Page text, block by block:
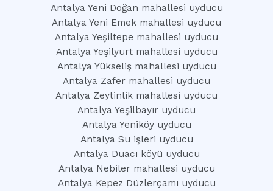
Antalya Yeni Doğan mahallesi uyducu
Antalya Yeni Emek mahallesi uyducu
Antalya Yeşiltepe mahallesi uyducu
Antalya Yeşilyurt mahallesi uyducu
Antalya Yükseliş mahallesi uyducu
Antalya Zafer mahallesi uyducu
Antalya Zeytinlik mahallesi uyducu
Antalya Yeşilbayır uyducu
Antalya Yeniköy uyducu
Antalya Su işleri uyducu
Antalya Duacı köyü uyducu
Antalya Nebiler mahallesi uyducu
Antalya Kepez Düzlerçamı uyducu